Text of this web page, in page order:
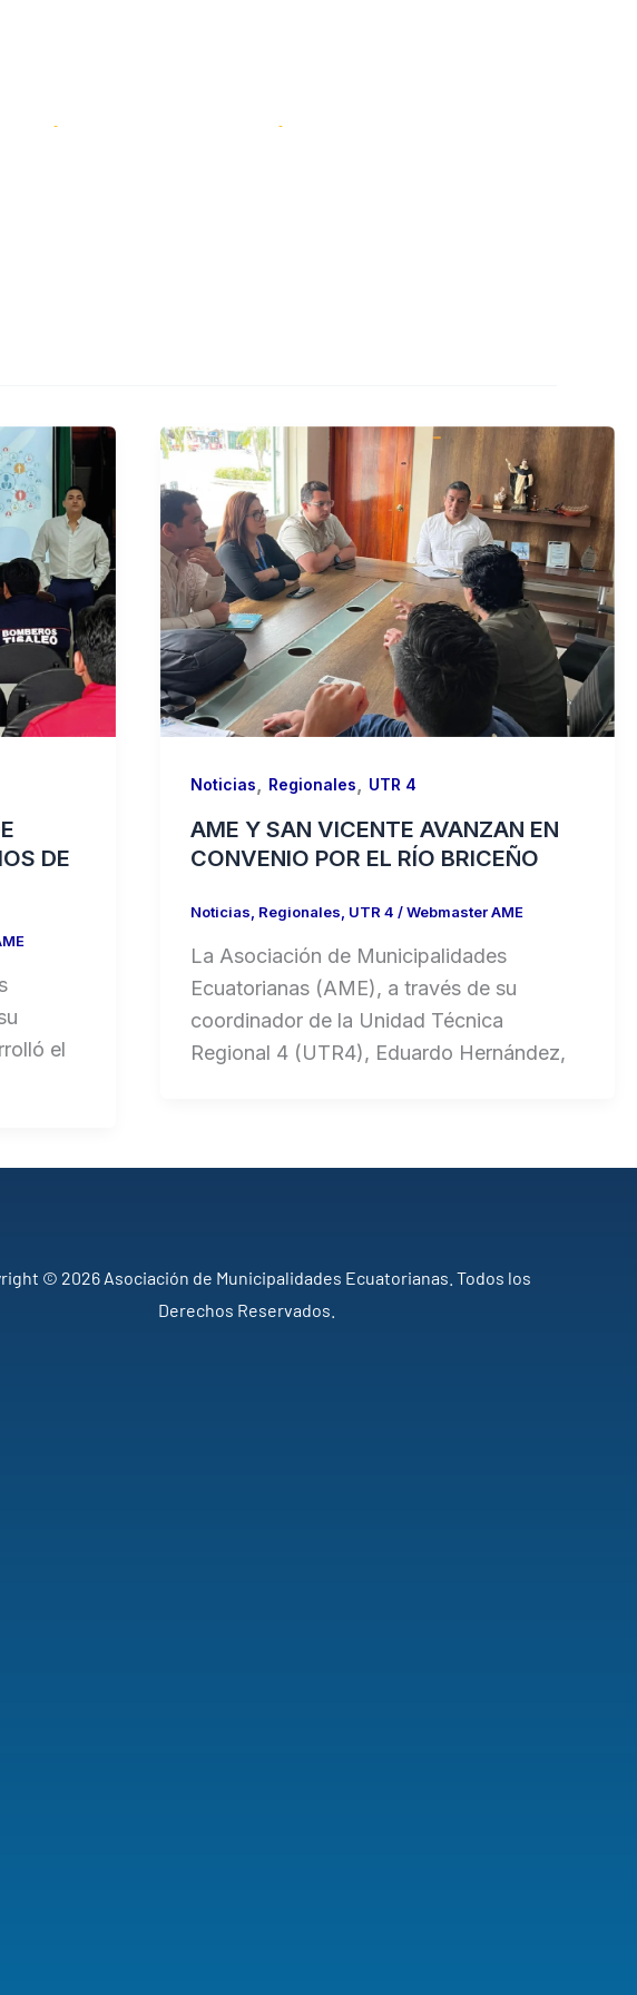
DE
el
Noticias Regionales UTR 4
AME Y SAN VICENTE AVANZAN EN
CONVENIO POR EL RÍO BRICEÑO
Noticias Regionales UTR 4 /Webmaster AME
La Asociación de Municipalidades
Ecuatorianas (AME), a través de su
coordinador de la Unidad Técnica
Regional 4 (UTR4), Eduardo Hernández,
© 2026 Asociación de Municipalidades Ecuatorianas. Todos los
Derechos Reservados.